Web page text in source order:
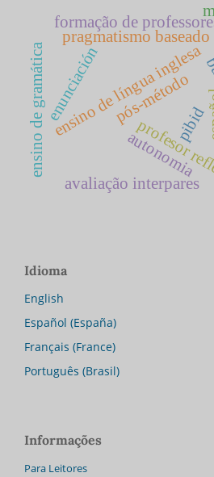
ensino de língua inglesa
pós-método
pragmatismo
profesor
enunciación
pibid
ensino de gramática
formação de
autonomia
avaliação interpares
Idioma
English
Español (España)
Français (France)
Português (Brasil)
Informações
Para Leitores